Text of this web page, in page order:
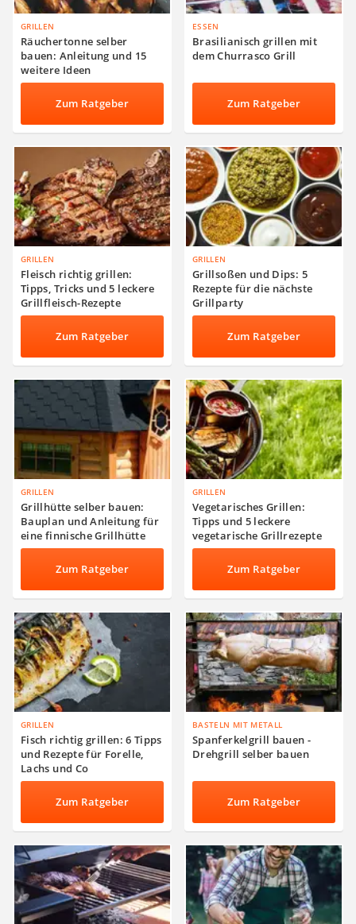
GRILLEN
Räuchertonne selber
bauen: Anleitung und 15
weitere Ideen
Zum Ratgeber
ESSEN
Brasilianisch grillen mit
dem Churrasco Grill
Zum Ratgeber
GRILLEN
Fleisch richtig grillen:
Tipps, Tricks und 5 leckere
Grillfleisch-Rezepte
Zum Ratgeber
GRILLEN
Grillsoßen und Dips: 5
Rezepte für die nächste
Grillparty
Zum Ratgeber
GRILLEN
Grillhütte selber bauen:
Bauplan und Anleitung für
eine finnische Grillhütte
Zum Ratgeber
GRILLEN
Vegetarisches Grillen:
Tipps und 5 leckere
vegetarische Grillrezepte
Zum Ratgeber
GRILLEN
Fisch richtig grillen: 6 Tipps
und Rezepte für Forelle,
Lachs und Co
Zum Ratgeber
BASTELN MIT METALL
Spanferkelgrill bauen -
Drehgrill selber bauen
Zum Ratgeber